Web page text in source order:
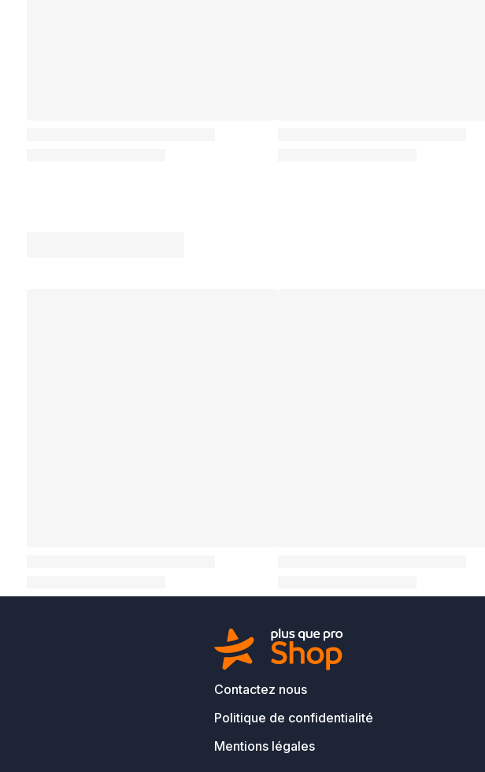
Contactez nous
Politique de confidentialité
Mentions légales